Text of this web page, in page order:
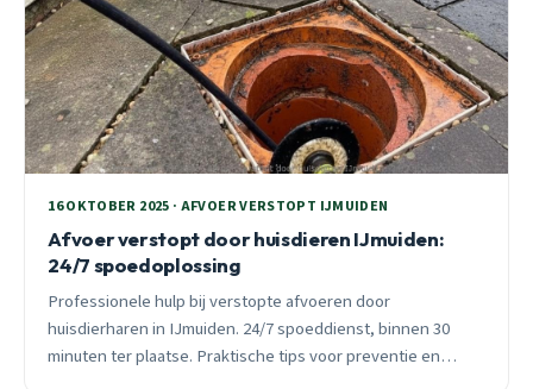
16 OKTOBER 2025 · AFVOER VERSTOPT IJMUIDEN
Afvoer verstopt door huisdieren IJmuiden:
24/7 spoedoplossing
Professionele hulp bij verstopte afvoeren door
huisdierharen in IJmuiden. 24/7 spoeddienst, binnen 30
minuten ter plaatse. Praktische tips voor preventie en